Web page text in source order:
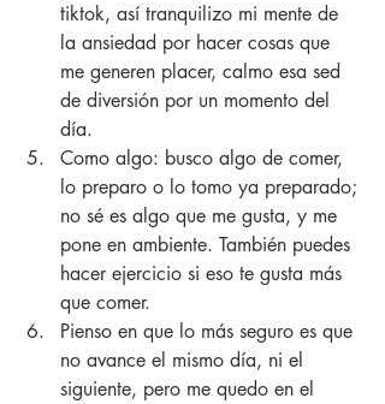
tiktok, así tranquilizo mi mente de
la ansiedad por hacer cosas que
me generen placer, calmo esa sed
de diversión por un momento del
día.
Como algo: busco algo de comer,
lo preparo o lo tomo ya preparado;
no sé es algo que me gusta, y me
pone en ambiente. También puedes
hacer ejercicio si eso te gusta más
que comer.
Pienso en que lo más seguro es que
no avance el mismo día, ni el
siguiente, pero me quedo en el